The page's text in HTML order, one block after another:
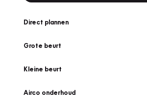
Direct plannen
Grote beurt
Kleine beurt
Airco onderhoud